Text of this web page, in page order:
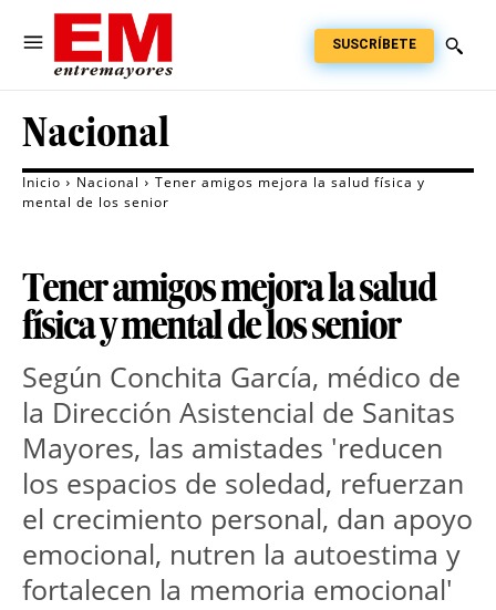
SUSCRÍBETE
Nacional
Inicio Nacional
Tener amigos mejora la salud física y
mental de los senior
Tener amigos mejora la salud
física y mental de los senior
Según Conchita García, médico de
la Dirección Asistencial de Sanitas
Mayores, las amistades 'reducen
los espacios de soledad, refuerzan
el crecimiento personal, dan apoyo
emocional, nutren la autoestima y
fortalecen la memoria emocional'